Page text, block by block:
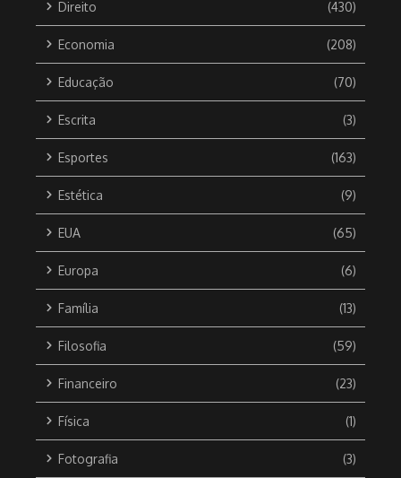
Direito (430)
Economia (208)
Educação (70)
Escrita (3)
Esportes (163)
Estética (9)
EUA (65)
Europa (6)
Família (13)
Filosofia (59)
Financeiro (23)
Física (1)
Fotografia (3)